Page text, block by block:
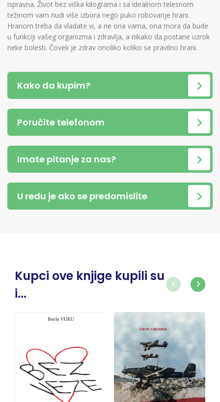
ispravna. Život bez viška kilograma i sa idealnom telesnom
težinom vam nudi više izbora nego puko robovanje hrani.
Hranom treba da vladate vi, a ne ona vama, ona mora da bude
u funkciji vašeg organizma i zdravlja, a nikako da postane uzrok
neke bolesti. Čovek je zdrav onoliko koliko se pravilno hrani.
Kako da kupim?
Poručite telefonom
Imate pitanje za nas?
U redu je ako se predomislite
Kupci ove knjige kupili su
i...